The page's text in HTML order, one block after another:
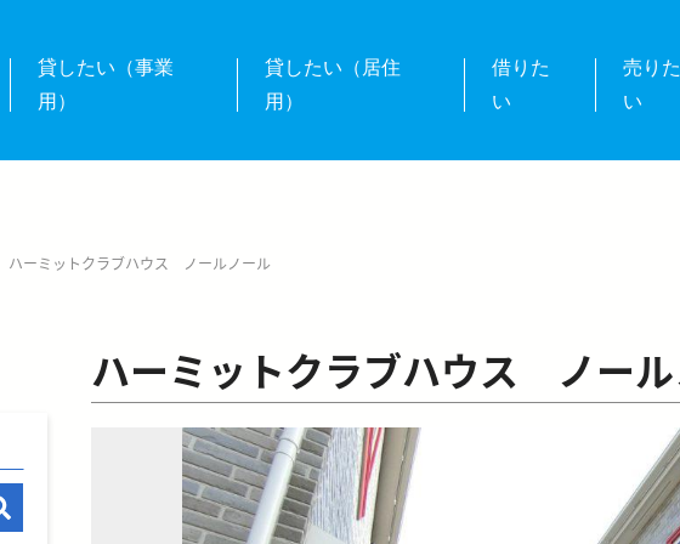
貸したい（事業
用）
貸したい（居住
用）
借りた
い
売り
い
ハーミットクラブハウス ノールノール
ハーミットクラブハウス ノー